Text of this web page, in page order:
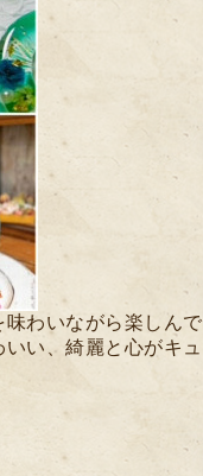
わいながら楽しんで
い、綺麗と心がキュ